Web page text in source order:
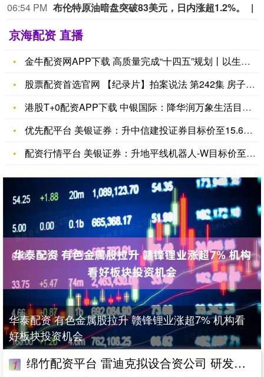
06:54 PM 布伦特原油暗盘突破83美元，日内涨超1.2%。
京海配资 直播
金牛配资网APP下载 高质量完成“十四五”规划丨以生态环境高
股票配资首选官网 【纪录片】拍案说法 第242集 房子房租无
港股T+0配资APP下载 中银国际：降华润万象生活目标价至4
优先配平台 美银证券：升中信建投证券目标价至15.6港元 重
配资行情平台 美银证券：升地平线机器人-W目标价至11.1港
华泰配资 有色金属股拉升 赣锋锂业涨超7% 机构看
好板块投资机会
1 绵竹配资平台 雷迪克拟设合资公司 研发机器人灵巧手部件